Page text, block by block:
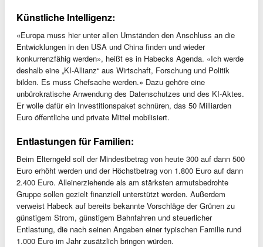
Künstliche Intelligenz:
«Europa muss hier unter allen Umständen den Anschluss an die
Entwicklungen in den USA und China finden und wieder
konkurrenzfähig werden», heißt es in Habecks Agenda. «Ich werde
deshalb eine „KI-Allianz“ aus Wirtschaft, Forschung und Politik
bilden. Es muss Chefsache werden.» Dazu gehöre eine
unbürokratische Anwendung des Datenschutzes und des KI-Aktes.
Er wolle dafür ein Investitionspaket schnüren, das 50 Milliarden
Euro öffentliche und private Mittel mobilisiert.
Entlastungen für Familien:
Beim Elterngeld soll der Mindestbetrag von heute 300 auf dann 500
Euro erhöht werden und der Höchstbetrag von 1.800 Euro auf dann
2.400 Euro. Alleinerziehende als am stärksten armutsbedrohte
Gruppe sollen gezielt finanziell unterstützt werden. Außerdem
verweist Habeck auf bereits bekannte Vorschläge der Grünen zu
günstigem Strom, günstigem Bahnfahren und steuerlicher
Entlastung, die nach seinen Angaben einer typischen Familie rund
1.000 Euro im Jahr zusätzlich bringen würden.